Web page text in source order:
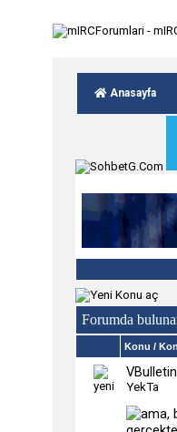
Anasayfa
Forumda
Konu /
YekTa